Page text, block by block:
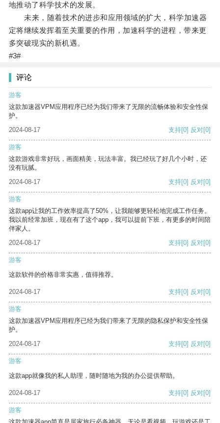
地推动了科学技术的发展。
未来，随着技术的进步和应用领域的扩大，科学加速器
定将继续发挥着至关重要的作用，加速科学的进程，带来更
多突破现实的新机遇。
#3#
评论
游客
这款加速器VPM应用程序已经为我们带来了无限的流畅体验和安全性保
护。
2024-08-17
支持[0] 反对[0]
游客
这款游戏非常好玩，画面精美，玩法丰富。我已经玩了好几个小时，还
没有玩腻。
2024-08-17
支持[0] 反对[0]
游客
这款app让我的工作效率提高了50%，让我能够更轻松地完成工作任务。
我以前经常加班，现在有了这个app，我可以提前下班，有更多的时间陪
伴家人。
2024-08-17
支持[0] 反对[0]
游客
这款软件的价格非常实惠，值得推荐。
2024-08-17 支持[0] 反对[0]
游客
这款加速器VPM应用程序已经为我们带来了无限的隐私保护和安全性保
护。
2024-08-17
支持[0] 反对[0]
游客
这款app就像我的私人助理，随时随地为我的办公提供帮助。
2024-08-17 支持[0] 反对[0]
游客